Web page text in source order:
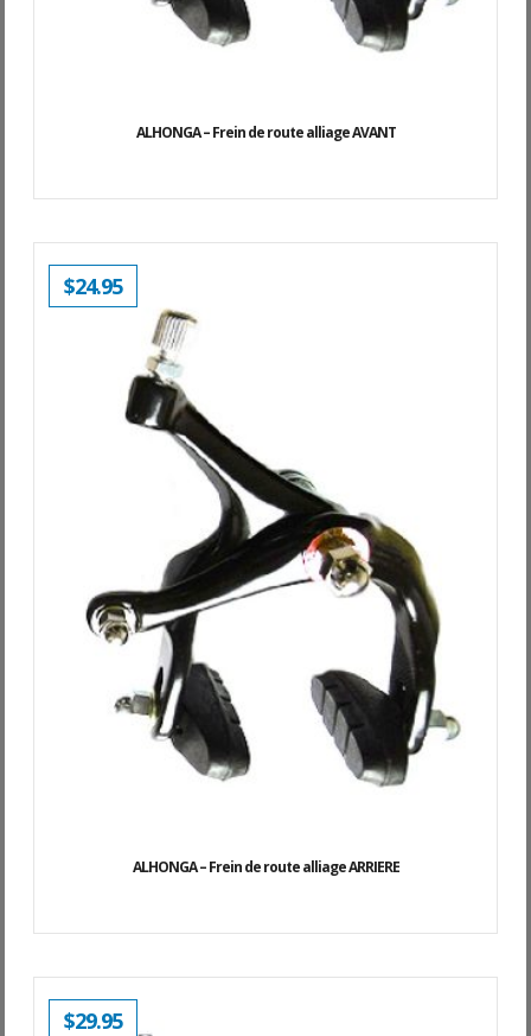
ALHONGA – Frein de route alliage AVANT
ALHONGA – Frein de route alliage ARRIERE
$24.95
$29.95